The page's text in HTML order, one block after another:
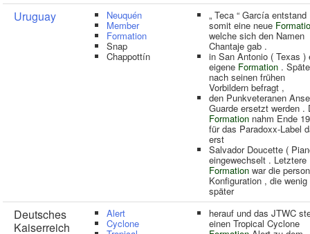
Uruguay Neuquén
Member
Formation
Snap
Chappottín
„ Teca “ García entstand
somit eine neue
welche sich den Namen
Chantaje gab .
in San Antonio ( Texas )
eigene Formation .
nach seinen frühen
Vorbildern befragt ,
den Punkveteranen
Guarde ersetzt werden .
Formation nahm Ende
für das Paradoxx-Label
erst
Salvador Doucette (
eingewechselt . Letztere
Formation war die
Konfiguration , die wenig
später
Deutsches
Kaiserreich
Alert
Cyclone
herauf und das JTWC
einen Tropical Cyclone